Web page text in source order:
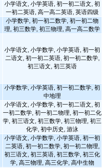
小学语文, 小学英语, 初一初二语文, 初
一初二英语, 高一高二英语, 英语四级
小学数学, 初一初二数学, 初一初二物
理, 初三数学, 初三物理, 高一高二数学
小学语文, 小学数学, 小学英语, 初一初
二语文, 初一初二英语, 初一初二数学,
初三语文, 初三英语
小学数学, 小学英语, 初一初二数学, 初
中地理
小学语文, 小学数学, 初一初二语文, 初
一初二数学, 初一初二物理, 初一初二化
学, 初三语文, 初三数学, 初三物理, 初三
化学, 初中历史, 游泳
小学语文, 小学数学, 小学英语, 初一初
二英语, 初一初二数学, 初一初二物理,
初三语文, 初三英语, 初三数学, 初三化
学, 高三物理, 高三化学, 高中生物